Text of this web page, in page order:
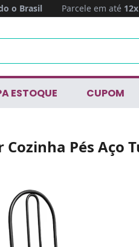
o Brasil Parcele em até 12x
ESTOQUE CUPOM
Cozinha Pés Aço